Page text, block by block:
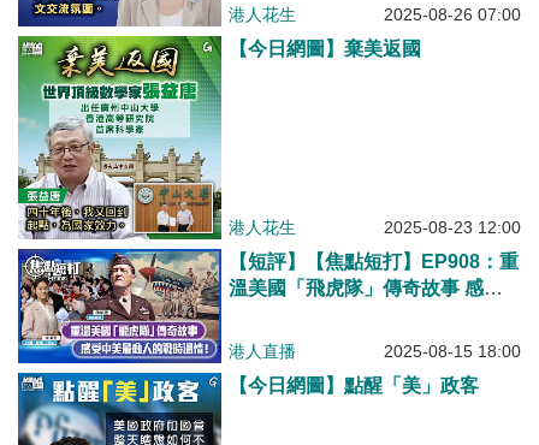
港人花生 2025-08-26 07:00
【今日網圖】棄美返國
港人花生 2025-08-23 12:00
【短評】【焦點短打】EP908：重
溫美國「飛虎隊」傳奇故事 感受
港人直播 2025-08-15 18:00
【今日網圖】點醒「美」政客